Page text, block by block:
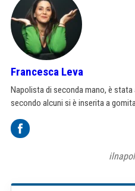
Francesca Leva
Napolista di seconda mano, è
secondo alcuni si è inserita a